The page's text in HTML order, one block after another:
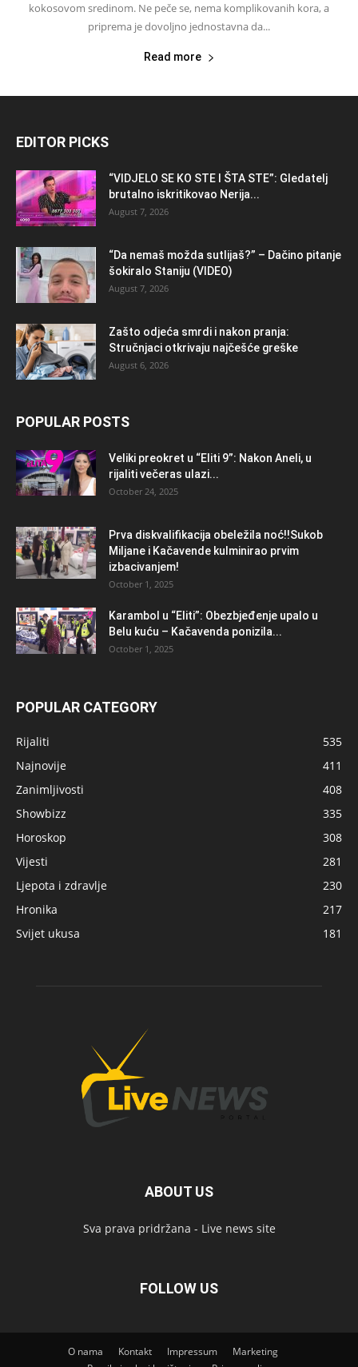
kokosovom sredinom. Ne peče se, nema komplikovanih kora, a
priprema je dovoljno jednostavna da...
Read more
EDITOR PICKS
“VIDJELO SE KO STE I ŠTA STE”: Gledatelj
brutalno iskritikovao Nerija...
August 7, 2026
“Da nemaš možda sutlijaš?” – Dačino pitanje
šokiralo Staniju (VIDEO)
August 7, 2026
Zašto odjeća smrdi i nakon pranja:
Stručnjaci otkrivaju najčešće greške
August 6, 2026
POPULAR POSTS
Veliki preokret u “Eliti 9”: Nakon Aneli, u
rijaliti večeras ulazi...
October 24, 2025
Prva diskvalifikacija obeležila noć!!Sukob
Miljane i Kačavende kulminirao prvim
izbacivanjem!
October 1, 2025
Karambol u “Eliti”: Obezbjeđenje upalo u
Belu kuću – Kačavenda ponizila...
October 1, 2025
POPULAR CATEGORY
Rijaliti
535
Najnovije
411
Zanimljivosti
408
Showbizz
335
Horoskop
308
Vijesti
281
Ljepota i zdravlje
230
Hronika
217
Svijet ukusa
181
ABOUT US
Sva prava pridržana - Live news site
FOLLOW US
O nama Kontakt Impressum
Marketing